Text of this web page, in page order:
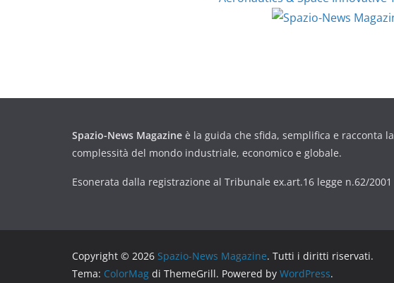
Spazio-News Magazine è la guida che sfida, semplifica e racconta la
complessità del mondo industriale, economico e globale.
Esonerata dalla registrazione al Tribunale ex.art.16 legge n.62/2001
Copyright © 2026 Spazio-News Magazine. Tutti i diritti riservati.
Tema: ColorMag di ThemeGrill. Powered by WordPress.